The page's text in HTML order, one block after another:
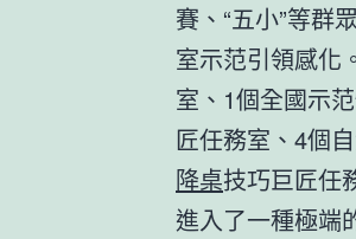
賽、“五小”等群
室示范引領感化
室、1個全國示
匠任務室、4個
降桌技巧巨匠任
進入了一種極端